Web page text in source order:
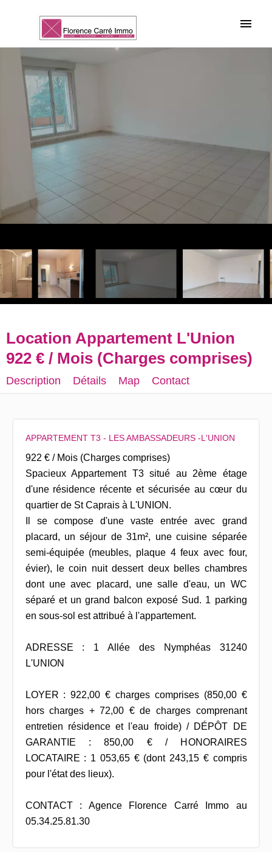
Location Appartement L'Union
922 € / Mois (Charges comprises)
Description Détails Map Contact
APPARTEMENT T3 - LES AMBASSADEURS -L'UNION
922 € / Mois (Charges comprises)
Spacieux Appartement T3 situé au 2ème étage
d'une résidence récente et sécurisée au cœur du
quartier de St Caprais à L'UNION.
Il se compose d'une vaste entrée avec grand
placard, un séjour de 31m², une cuisine séparée
semi-équipée (meubles, plaque 4 feux avec four,
évier), le coin nuit dessert deux belles chambres
dont une avec placard, une salle d'eau, un WC
séparé et un grand balcon exposé Sud. 1 parking
en sous-sol est attribué à l'appartement.
ADRESSE : 1 Allée des Nymphéas 31240
L'UNION
LOYER : 922,00 € charges comprises (850,00 €
hors charges + 72,00 € de charges comprenant
entretien résidence et l'eau froide) / DÉPÔT DE
GARANTIE : 850,00 € / HONORAIRES
LOCATAIRE : 1 053,65 € (dont 243,15 € compris
pour l'état des lieux).
CONTACT : Agence Florence Carré Immo au
05.34.25.81.30